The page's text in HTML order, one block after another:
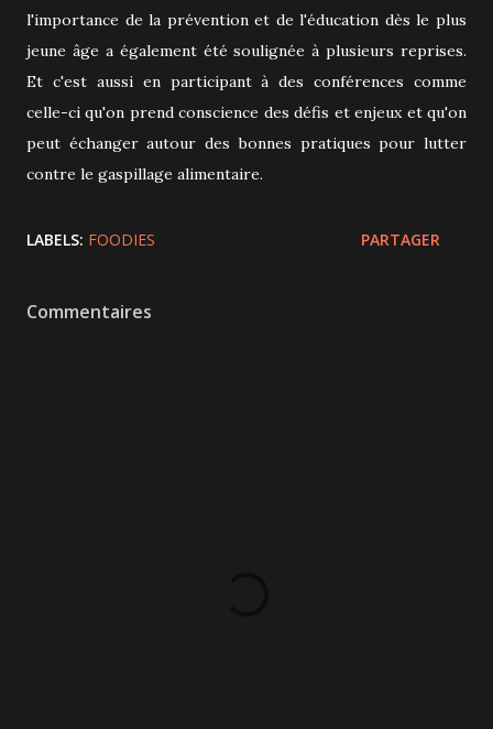
l'importance de la prévention et de l'éducation dès le plus
jeune âge a également été soulignée à plusieurs reprises.
Et c'est aussi en participant à des conférences comme
celle-ci qu'on prend conscience des défis et enjeux et qu'on
peut échanger autour des bonnes pratiques pour lutter
contre le gaspillage alimentaire.
LABELS: FOODIES PARTAGER
Commentaires